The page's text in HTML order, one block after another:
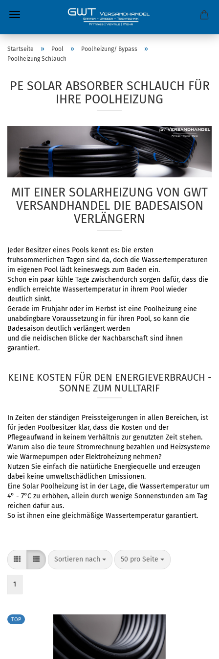
Startseite » Pool » Poolheizung/ Bypass »
Poolheizung Schlauch
PE SOLAR ABSORBER SCHLAUCH FÜR
IHRE POOLHEIZUNG
MIT EINER SOLARHEIZUNG VON GWT
VERSANDHANDEL DIE BADESAISON
VERLÄNGERN
Jeder Besitzer eines Pools kennt es: Die ersten
frühsommerlichen Tagen sind da, doch die Wassertemperaturen
im eigenen Pool lädt keineswegs zum Baden ein.
Schon ein paar kühle Tage zwischendurch sorgen dafür, dass die
endlich erreichte Wassertemperatur in ihrem Pool wieder
deutlich sinkt.
Gerade im Frühjahr oder im Herbst ist eine Poolheizung eine
unabdingbare Voraussetzung in für ihren Pool, so kann die
Badesaison deutlich verlängert werden
und die neidischen Blicke der Nachbarschaft sind ihnen
garantiert.
KEINE KOSTEN FÜR DEN ENERGIEVERBRAUCH -
SONNE ZUM NULLTARIF
In Zeiten der ständigen Preissteigerungen in allen Bereichen, ist
für jeden Poolbesitzer klar, dass die Kosten und der
Pflegeaufwand in keinem Verhältnis zur genutzten Zeit stehen.
Warum also die teure Stromrechnung bezahlen und Heizsysteme
wie Wärmepumpen oder Elektroheizung nehmen?
Nutzen Sie einfach die natürliche Energiequelle und erzeugen
dabei keine umweltschädlichen Emissionen.
Eine Solar Poolheizung ist in der Lage, die Wassertemperatur um
4° - 7°C zu erhöhen, allein durch wenige Sonnenstunden am Tag
reichen dafür aus.
So ist ihnen eine gleichmäßige Wassertemperatur garantiert.
Sortieren nach 50 pro Seite
1
TOP